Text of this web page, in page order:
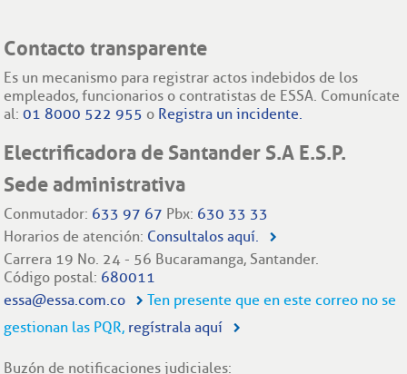
Contacto transparente
Es un mecanismo para registrar actos indebidos de los
empleados, funcionarios o contratistas de ESSA. Comunícate
al:01 8000 522 955 o Registra un incidente.
Electrificadora de Santander S.A E.S.P.
Sede administrativa
Conmutador: 633 97 67 Pbx: 630 33 33
Horarios de atención: Consultalos aquí.
Carrera 19 No. 24 - 56 Bucaramanga, Santander.
Código postal: 680011
essa@essa.com.co
Ten presente que en este correo no se
gestionan las PQR, regístrala aquí
Buzón de notificaciones judiciales: